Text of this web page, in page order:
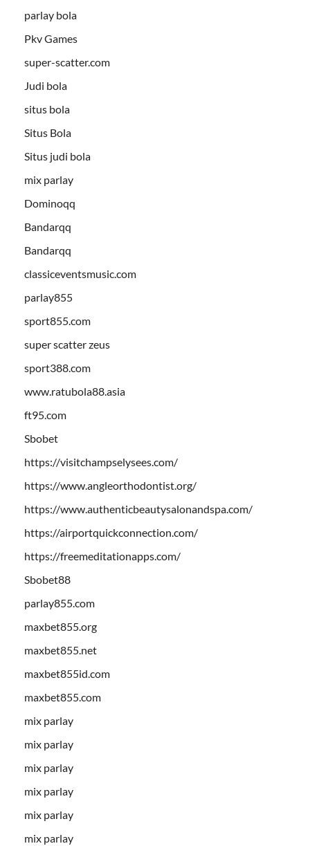
parlay bola
Pkv Games
super-scatter.com
Judi bola
situs bola
Situs Bola
Situs judi bola
mix parlay
Dominoqq
Bandarqq
Bandarqq
classiceventsmusic.com
parlay855
sport855.com
super scatter zeus
sport388.com
www.ratubola88.asia
ft95.com
Sbobet
https://visitchampselysees.com/
https://www.angleorthodontist.org/
https://www.authenticbeautysalonandspa.com/
https://airportquickconnection.com/
https://freemeditationapps.com/
Sbobet88
parlay855.com
maxbet855.org
maxbet855.net
maxbet855id.com
maxbet855.com
mix parlay
mix parlay
mix parlay
mix parlay
mix parlay
mix parlay